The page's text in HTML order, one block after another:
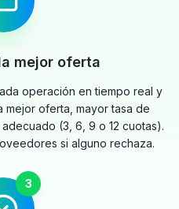
mejor oferta
operación en tiempo real y
oferta, mayor tasa de
(3, 6, 9 o 12 cuotas).
si alguno rechaza.
3